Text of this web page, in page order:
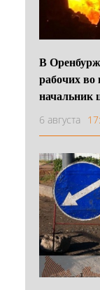
В
рабочих
начальник
6 августа